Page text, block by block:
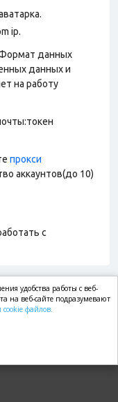
ip.
данных
данных и
на работу
прокси
аккаунтов(до 10)
с
удобства работы с веб-
на веб-сайте подразумевают
cookie файлов.